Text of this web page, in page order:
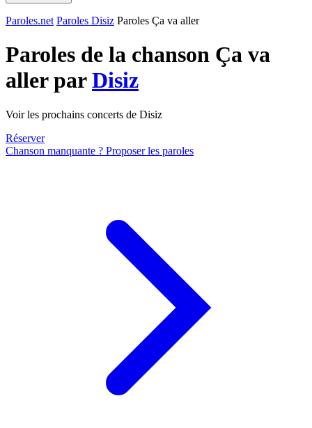
Paroles.net Paroles Disiz Paroles Ça va aller
Paroles de la chanson Ça va
aller parDisiz
Voir les prochains concerts de Disiz
Réserver
Chanson manquante ? Proposer les paroles